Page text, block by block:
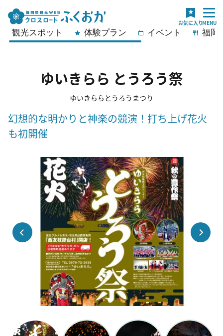
観光スポット 体験プラン イベント 福岡
ゆいきらら とうろう祭
ゆいきららとうろうまつり
幻想的な明かりと神楽の競演！打ち上げ花火
も初開催